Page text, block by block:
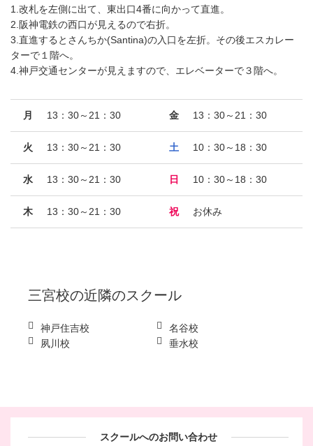
1.改札を左側に出て、東出口4番に向かって直進。
2.阪神電鉄の西口が見えるので右折。
3.直進するとさんちか(Santina)の入口を左折。その後エスカレー
ターで１階へ。
4.神戸交通センターが見えますので、エレベーターで３階へ。
月 13：30～21：30
火 13：30～21：30
水 13：30～21：30
木 13：30～21：30
金 13：30～21：30
土 10：30～18：30
日 10：30～18：30
祝 お休み
三宮校の近隣のスクール
神戸住吉校
名谷校
夙川校
垂水校
スクールへのお問い合わせ